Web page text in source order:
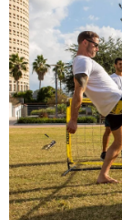
0,0
z
5
hvězdiček.